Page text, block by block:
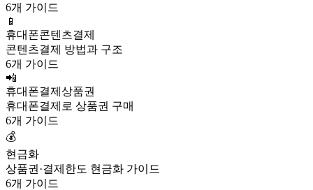
6개 가이드
📱
휴대폰콘텐츠결제
콘텐츠결제 방법과 구조
6개 가이드
📲
휴대폰결제상품권
휴대폰결제로 상품권 구매
6개 가이드
💰
현금화
상품권·결제한도 현금화 가이드
6개 가이드